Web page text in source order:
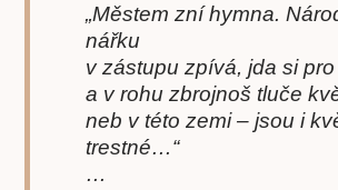
„Městem zní hymna.
nářku
v zástupu zpívá, jda si
a v rohu zbrojnoš tluče
neb v této zemi – jsou i
trestné…“
…